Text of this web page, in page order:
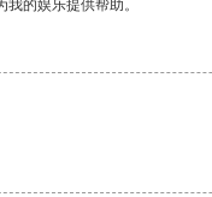
的娱乐提供帮助。